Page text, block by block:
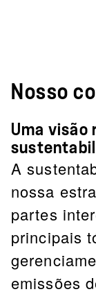
Nosso
Uma visão
A
nossa
partes
principais
emissões